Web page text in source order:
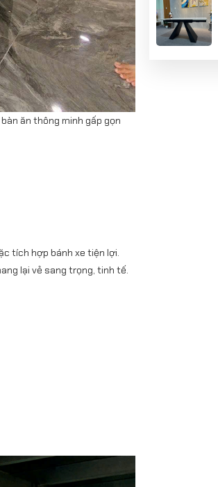
ăn thông minh gấp gọn
tích hợp bánh xe tiện lợi.
lại vẻ sang trọng, tinh tế.